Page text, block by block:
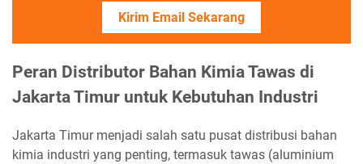
Kirim Email Sekarang
Peran Distributor Bahan Kimia Tawas di
Jakarta Timur untuk Kebutuhan Industri
Jakarta Timur menjadi salah satu pusat distribusi bahan
kimia industri yang penting, termasuk tawas (aluminium